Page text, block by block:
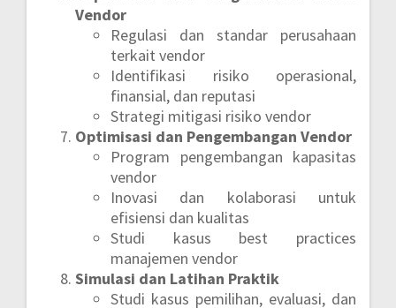
Vendor
Regulasi dan standar perusahaan
terkait vendor
Identifikasi risiko operasional,
finansial, dan reputasi
Strategi mitigasi risiko vendor
Optimisasi dan Pengembangan Vendor
Program pengembangan kapasitas
vendor
Inovasi dan kolaborasi untuk
efisiensi dan kualitas
Studi kasus best practices
manajemen vendor
Simulasi dan Latihan Praktik
Studi kasus pemilihan, evaluasi, dan